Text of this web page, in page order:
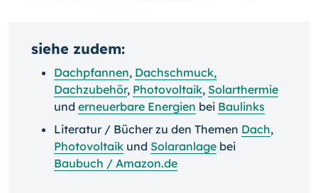
siehe zudem:
Dachpfannen, Dachschmuck,
Dachzubehör, Photovoltaik, Solarthermie
und erneuerbare Energien bei Baulinks
Literatur / Bücher zu den Themen Dach,
Photovoltaik und Solaranlage bei
Baubuch / Amazon.de